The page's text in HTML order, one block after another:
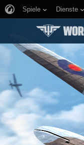
Spiele Dienste